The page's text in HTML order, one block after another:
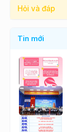
Hỏi và đáp
Tin mới